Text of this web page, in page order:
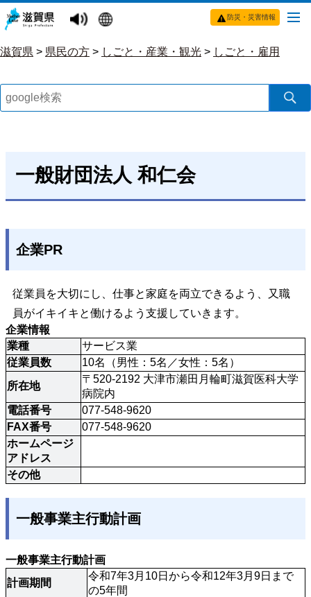
防災・災害情報
滋賀県 > 県民の方 > しごと・産業・観光 > しごと・雇用
一般財団法人 和仁会
企業PR
従業員を大切にし、仕事と家庭を両立できるよう、又職
員がイキイキと働けるよう支援していきます。
企業情報
業種
サービス業
従業員数
10名（男性：5名／女性：5名）
所在地
〒520-2192 大津市瀬田月輪町滋賀医科大学
病院内
電話番号
077-548-9620
FAX番号
077-548-9620
ホームページ
アドレス
その他
一般事業主行動計画
一般事業主行動計画
計画期間
令和7年3月10日から令和12年3月9日まで
の5年間